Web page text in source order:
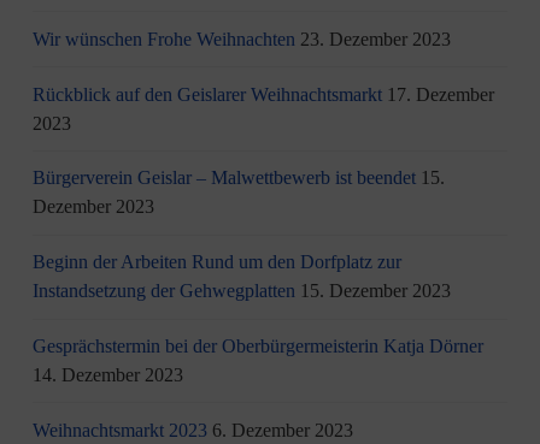
Wir wünschen Frohe Weihnachten 23. Dezember 2023
Rückblick auf den Geislarer Weihnachtsmarkt 17. Dezember
2023
Bürgerverein Geislar – Malwettbewerb ist beendet 15.
Dezember 2023
Beginn der Arbeiten Rund um den Dorfplatz zur
Instandsetzung der Gehwegplatten 15. Dezember 2023
Gesprächstermin bei der Oberbürgermeisterin Katja Dörner
14. Dezember 2023
Weihnachtsmarkt 2023 6. Dezember 2023